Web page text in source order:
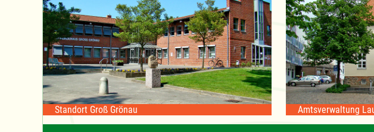
Standort Groß Grönau Amtsverwaltung